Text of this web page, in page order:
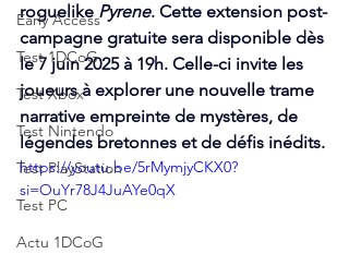
Early Access
Test 1DCoG
Test Xbox
Test Nintendo
Test PlayStation
Test PC
Actu 1DCoG
roguelike Pyrene. Cette extension post-
campagne gratuite sera disponible dès
le 7 juin 2025 à 19h. Celle-ci invite les
joueurs à explorer une nouvelle trame
narrative empreinte de mystères, de
légendes bretonnes et de défis inédits.
https://youtu.be/5rMymjyCKX0?
si=OuYr78J4JuAYe0qX